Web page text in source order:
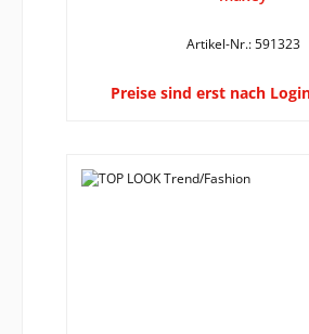
Artikel-Nr.: 591323
Preise sind erst nach